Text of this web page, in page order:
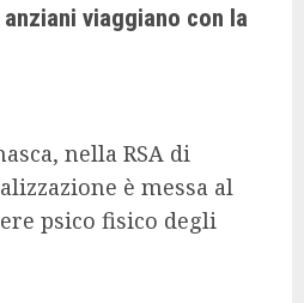
viaggiano con la
nella RSA di
è messa al
psico fisico degli